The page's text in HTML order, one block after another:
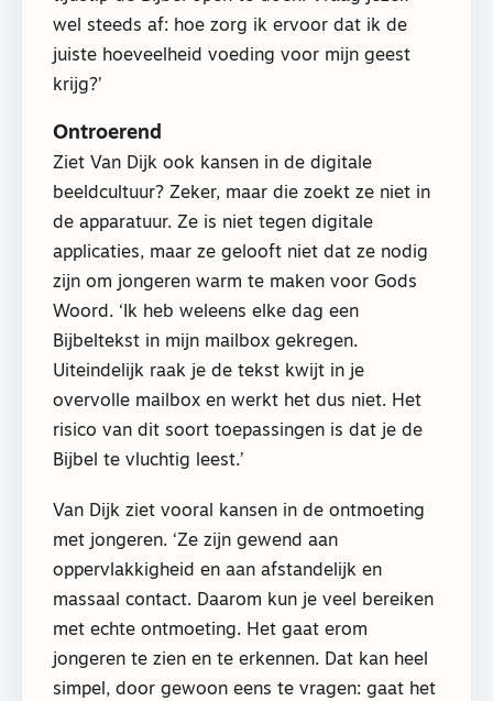
wel steeds af: hoe zorg ik ervoor dat ik de
juiste hoeveelheid voeding voor mijn geest
krijg?’
Ontroerend
Ziet Van Dijk ook kansen in de digitale
beeldcultuur? Zeker, maar die zoekt ze niet in
de apparatuur. Ze is niet tegen digitale
applicaties, maar ze gelooft niet dat ze nodig
zijn om jongeren warm te maken voor Gods
Woord. ‘Ik heb weleens elke dag een
Bijbeltekst in mijn mailbox gekregen.
Uiteindelijk raak je de tekst kwijt in je
overvolle mailbox en werkt het dus niet. Het
risico van dit soort toepassingen is dat je de
Bijbel te vluchtig leest.’
Van Dijk ziet vooral kansen in de ontmoeting
met jongeren. ‘Ze zijn gewend aan
oppervlakkigheid en aan afstandelijk en
massaal contact. Daarom kun je veel bereiken
met echte ontmoeting. Het gaat erom
jongeren te zien en te erkennen. Dat kan heel
simpel, door gewoon eens te vragen: gaat het